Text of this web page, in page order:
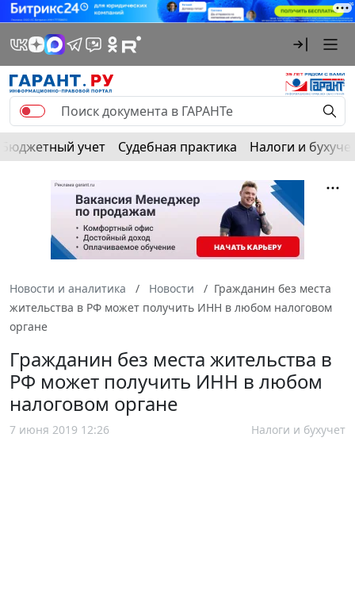
Бюджетный учет Судебная практика Налоги и
Новости и аналитика Новости
Гражданин без места
жительства в РФ может получить ИНН в любом налоговом
органе
Гражданин без места жительства в
РФ может получить ИНН в любом
налоговом органе
7 июня 2019 12:26 Налоги и бухучет